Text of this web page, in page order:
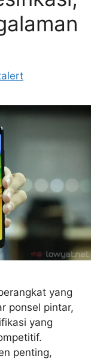
yang
ponsel pintar,
yang
penting,